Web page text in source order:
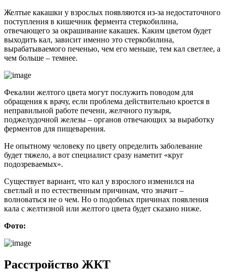
Желтые какашки у взрослых появляются из-за недостаточного
поступления в кишечник фермента стеркобилина,
отвечающего за окрашивание какашек. Каким цветом будет
выходить кал, зависит именно это стеркобилина,
вырабатываемого печенью, чем его меньше, тем кал светлее, а
чем больше – темнее.
Фекалии желтого цвета могут послужить поводом для
обращения к врачу, если проблема действительно кроется в
неправильной работе печени, желчного пузыря,
поджелудочной железы – органов отвечающих за выработку
ферментов для пищеварения.
Не опытному человеку по цвету определить заболевание
будет тяжело, а вот специалист сразу наметит «круг
подозреваемых».
Существует вариант, что кал у взрослого изменился на
светлый и по естественным причинам, что значит –
волноваться не о чем. Но о подобных причинах появления
кала с желтизной или желтого цвета будет сказано ниже.
Фото:
Расстройство ЖКТ